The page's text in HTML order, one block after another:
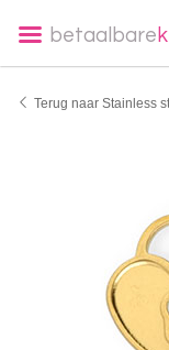
betaalbare
Terug naar Stainless